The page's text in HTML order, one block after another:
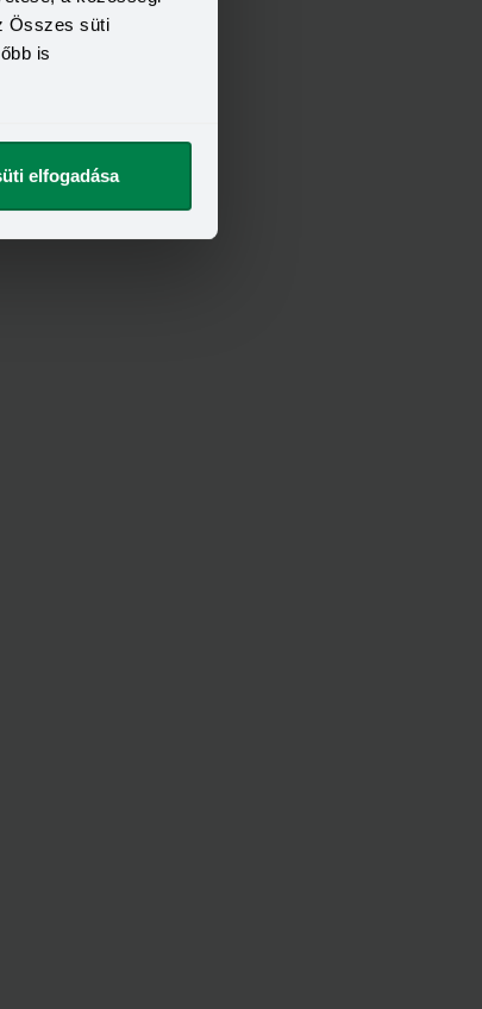
Összes süti
is
elfogadása